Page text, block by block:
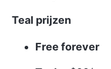
Teal prijzen
Free forever